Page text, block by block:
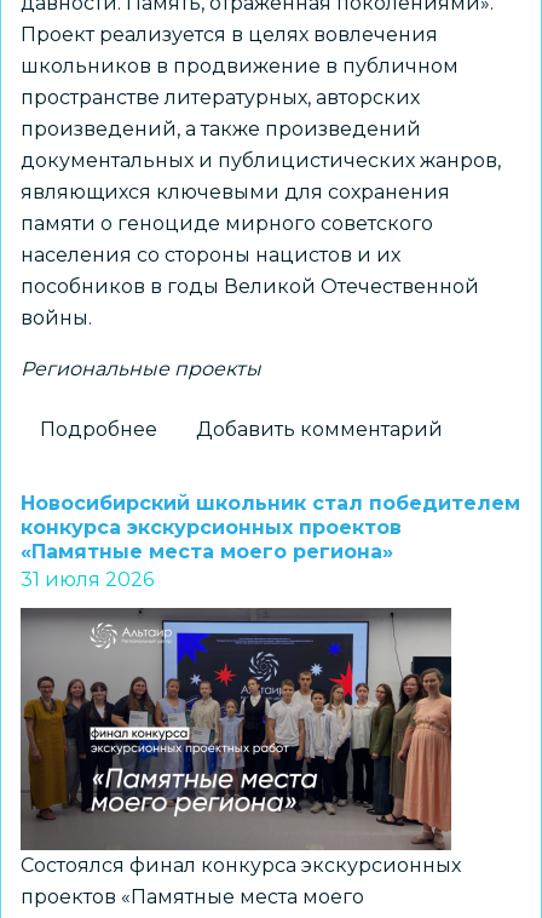
Проект реализуется в целях вовлечения
школьников в продвижение в публичном
пространстве литературных, авторских
произведений, а также произведений
документальных и публицистических жанров,
являющихся ключевыми для сохранения
памяти о геноциде мирного советского
населения со стороны нацистов и их
пособников в годы Великой Отечественной
войны.
Региональные проекты
Подробнее
школьники
стали
призерами
конкурса
«Без
срока
давности.
Память,
отражённая
поколениями»
Добавить комментарий
Новосибирский школьник стал победителем
конкурса экскурсионных проектов
«Памятные места моего региона»
31 июля 2026
Состоялся финал конкурса экскурсионных
проектов «Памятные места моего